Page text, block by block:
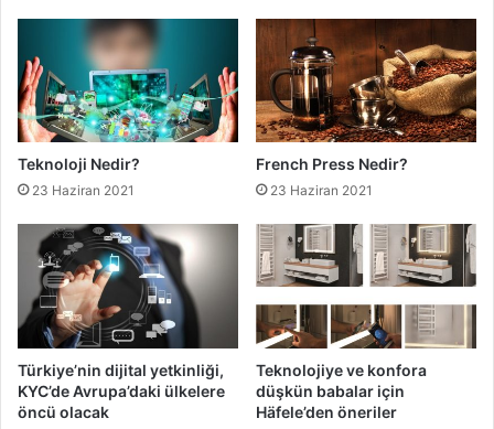
Teknoloji Nedir?
23 Haziran 2021
French Press Nedir?
23 Haziran 2021
Türkiye’nin dijital yetkinliği,
KYC’de Avrupa’daki ülkelere
öncü olacak
Teknolojiye ve konfora
düşkün babalar için
Häfele’den öneriler